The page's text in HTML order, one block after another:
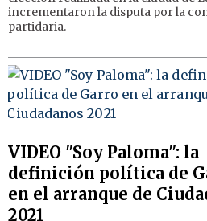
incrementaron la disputa por la
partidaria.
VIDEO "Soy Paloma": la
definición política de
en el arranque de
2021